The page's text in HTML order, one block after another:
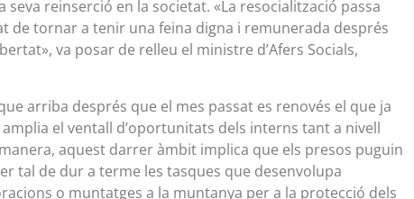
seva reinserció en la societat. «La resocialització passa
de tornar a tenir una feina digna i remunerada després
va posar de relleu el ministre d’Afers Socials,
arriba després que el mes passat es renovés el que ja
el ventall d’oportunitats dels interns tant a nivell
aquest darrer àmbit implica que els presos puguin
tal de dur a terme les tasques que desenvolupa
o muntatges a la muntanya per a la protecció dels